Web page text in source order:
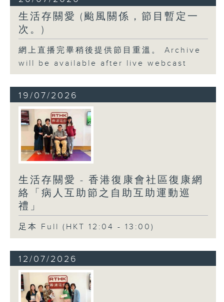
生活存關愛 (颱風關係，節目暫定一
次。)
網上直播完畢稍後提供節目重溫。 Archive
will be available after live webcast
19/07/2026
生活存關愛 - 香港復康會社區復康網
絡「病人互助節之自助互助運動巡
禮」
足本 Full (HKT 12:04 - 13:00)
12/07/2026